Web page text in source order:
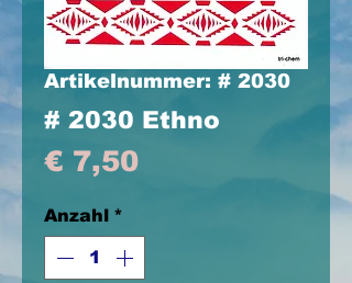
Artikelnummer: # 2030
# 2030 Ethno
€ 7,50Preis
Anzahl *